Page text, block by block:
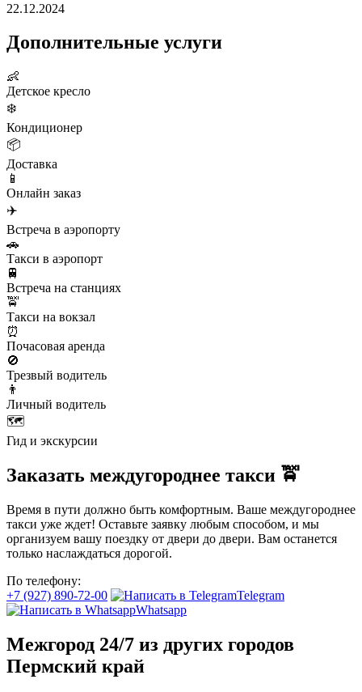
22.12.2024
Дополнительные услуги
👶
Детское кресло
❄️
Кондиционер
📦
Доставка
📱
Онлайн заказ
✈️
Встреча в аэропорту
🚗
Такси в аэропорт
🚆
Встреча на станциях
🚖
Такси на вокзал
⏰
Почасовая аренда
🚫
Трезвый водитель
👨
Личный водитель
🗺️
Гид и экскурсии
Заказать междугороднее такси 🚖
Время в пути должно быть комфортным. Ваше междугороднее
такси уже ждет! Оставьте заявку любым способом, и мы
организуем вашу поездку от двери до двери. Вам останется
только наслаждаться дорогой.
По телефону:
+7 (927) 890-72-00
Telegram
Whatsapp
Межгород 24/7 из других городов
Пермский край